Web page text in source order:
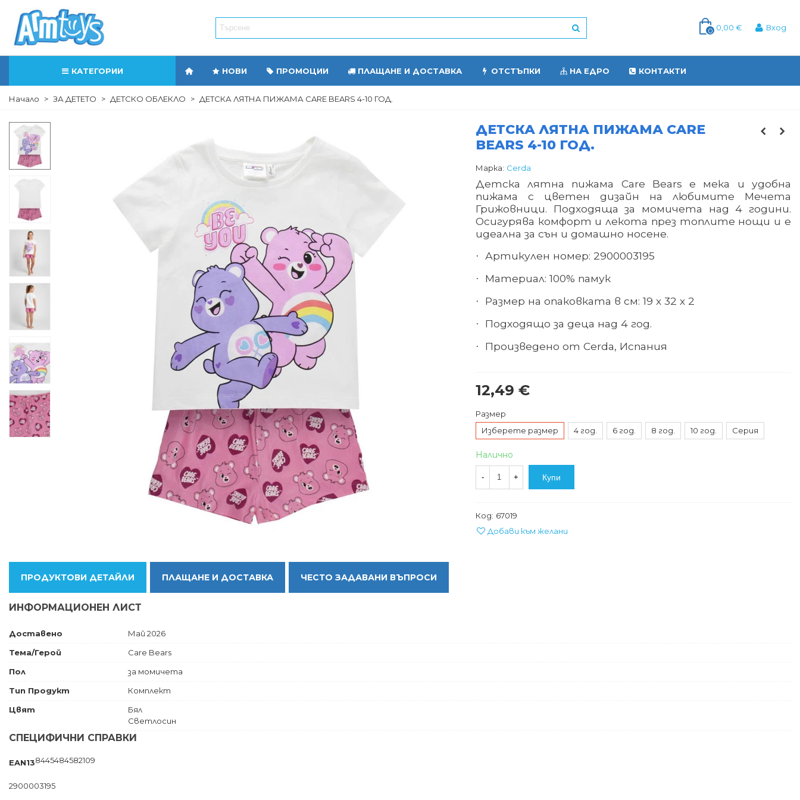
0 0,00 € Вход
КАТЕГОРИИ НОВИ ПРОМОЦИИ ПЛАЩАНЕ И ДОСТАВКА ОТСТЪПКИ НА ЕДРО КОНТАКТИ
Начало > ЗА ДЕТЕТО > ДЕТСКО ОБЛЕКЛО > ДЕТСКА ЛЯТНА ПИЖАМА CARE BEARS 4-10 ГОД.
ДЕТСКА ЛЯТНА ПИЖАМА CARE
BEARS 4-10 ГОД.
Марка: Cerda
Детска лятна пижама Care Bears е мека и удобна
пижама с цветен дизайн на любимите Мечета
Грижовници. Подходяща за момичета над 4 години.
Осигурява комфорт и лекота през топлите нощи и е
идеална за сън и домашно носене.
· Артикулен номер: 2900003195
· Материал: 100% памук
· Размер на опаковката в см: 19 х 32 х 2
· Подходящо за деца над 4 год.
· Произведено от Cerda, Испания
12,49 €
Размер
Изберете размер
4 год. 6 год. 8 год. 10 год. Серия
Налично
- + Купи
Код: 67019
Добави към желани
ПРОДУКТОВИ ДЕТАЙЛИ ПЛАЩАНЕ И ДОСТАВКА ЧЕСТО ЗАДАВАНИ ВЪПРОСИ
ИНФОРМАЦИОНЕН ЛИСТ
Доставено
Май 2026
Тема/Герой
Care Bears
Пол
за момичета
Тип Продукт
Комплект
Цвят
Бял
Светлосин
СПЕЦИФИЧНИ СПРАВКИ
EAN138445484582109
2900003195